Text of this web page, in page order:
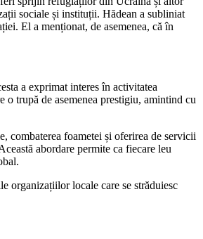
sociale și instituții. Hădean a subliniat
El a menționat, de asemenea, că în
a exprimat interes în activitatea
trupă de asemenea prestigiu, amintind cu
combaterea foametei și oferirea de servicii
abordare permite ca fiecare leu
organizațiilor locale care se străduiesc